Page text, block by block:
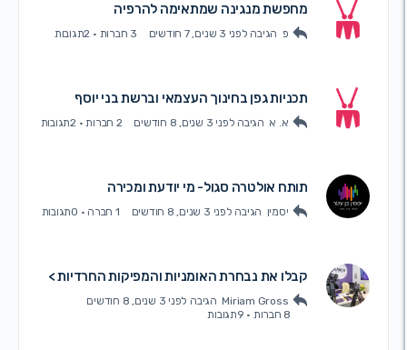
מחפשת מנגינה שמתאימה להרפיה
הגיבהלפני 3 שנים, 7 חודשים 3 חברות 2תגובות
תכניות גפן בחינוך העצמאי וברשת בני יוסף
הגיבהלפני 3 שנים, 8 חודשים 2 חברות 2תגובות
תותח אולטרה סגול- מי יודעת ומכירה
יסמין הגיבהלפני 3 שנים, 8 חודשים 1 חברה 0תגובות
קבלו את נבחרת האומניות והמפיקות החרדיות >
Miriam Gross הגיבהלפני 3 שנים, 8 חודשים
9תגובות